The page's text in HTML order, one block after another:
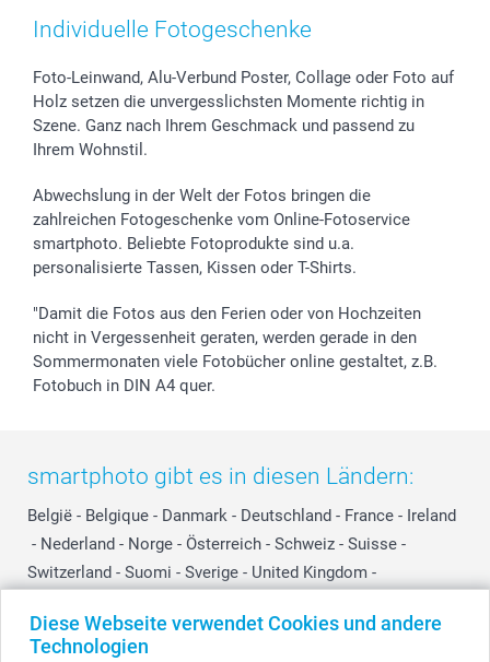
Diese Webseite verwendet Cookies und andere
Technologien
Individuelle Fotogeschenke
Foto-Leinwand, Alu-Verbund Poster, Collage oder Foto auf
Holz setzen die unvergesslichsten Momente richtig in
Szene. Ganz nach Ihrem Geschmack und passend zu
Ihrem Wohnstil.
Abwechslung in der Welt der Fotos bringen die
zahlreichen Fotogeschenke vom Online-Fotoservice
smartphoto. Beliebte Fotoprodukte sind u.a.
personalisierte Tassen, Kissen oder T-Shirts.
"Damit die Fotos aus den Ferien oder von Hochzeiten
nicht in Vergessenheit geraten, werden gerade in den
Sommermonaten viele Fotobücher online gestaltet, z.B.
Fotobuch in DIN A4 quer.
smartphoto gibt es in diesen Ländern:
België - Belgique - Danmark - Deutschland - France - Ireland
- Nederland - Norge - Österreich - Schweiz - Suisse -
Switzerland - Suomi - Sverige - United Kingdom -
Other Countries